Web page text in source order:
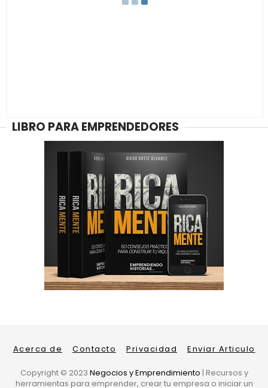
LIBRO PARA EMPRENDEDORES
Acerca de Contacto Privacidad Enviar Articulo
Copyright © 2023 Negocios y Emprendimiento | Recursos y
herramientas para emprender, crear tu empresa o iniciar un